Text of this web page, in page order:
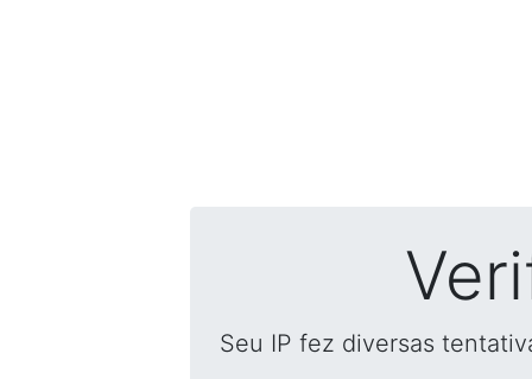
Seu IP fez diversas